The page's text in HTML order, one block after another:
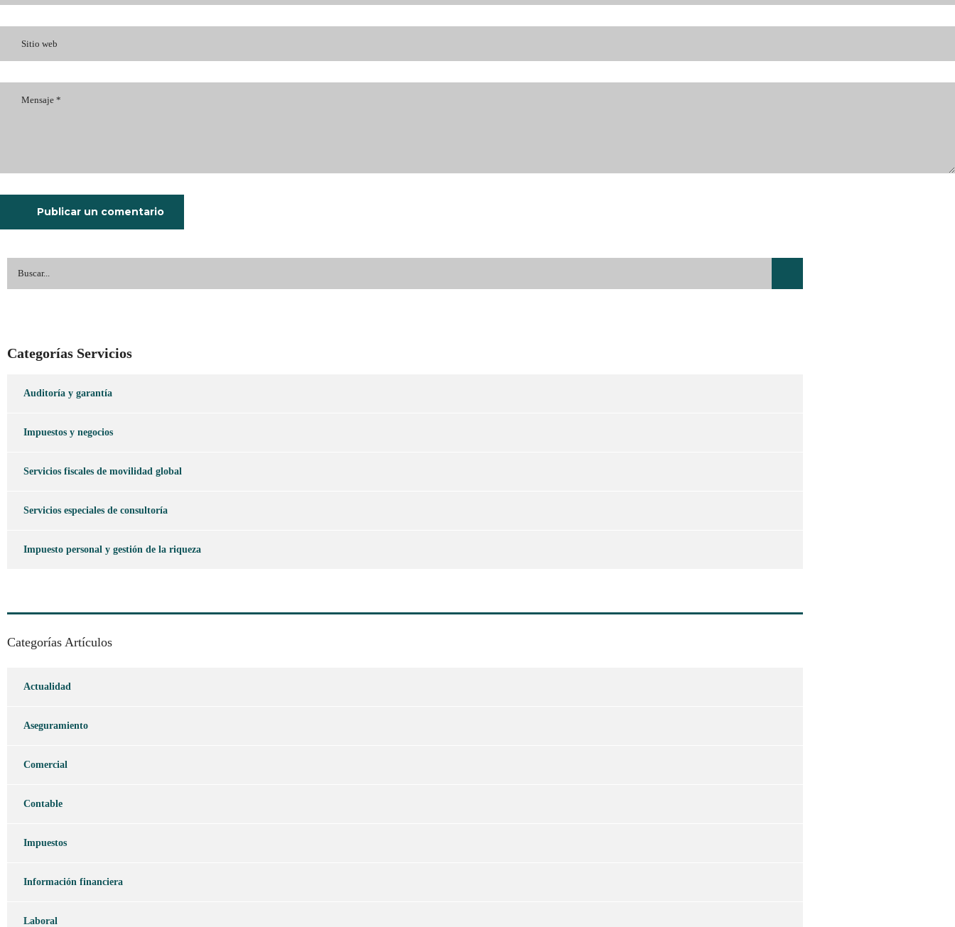
Publicar un comentario
Categorías Servicios
Auditoría y garantía
Impuestos y negocios
Servicios fiscales de movilidad global
Servicios especiales de consultoría
Impuesto personal y gestión de la riqueza
Categorías Artículos
Actualidad
Aseguramiento
Comercial
Contable
Impuestos
Información financiera
Laboral